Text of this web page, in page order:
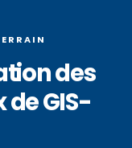
des
GIS-